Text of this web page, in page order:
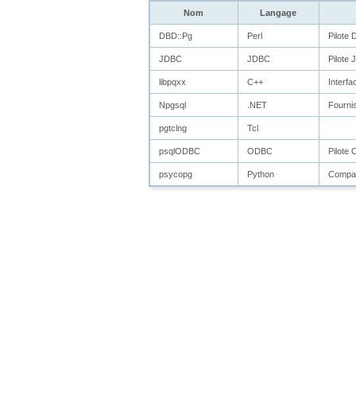
Nom Langage
DBD::Pg Perl Pilote
JDBC JDBC Pilote
libpqxx C++
Npgsql .NET
pgtclng Tcl
psqlODBC ODBC Pilote
psycopg Python